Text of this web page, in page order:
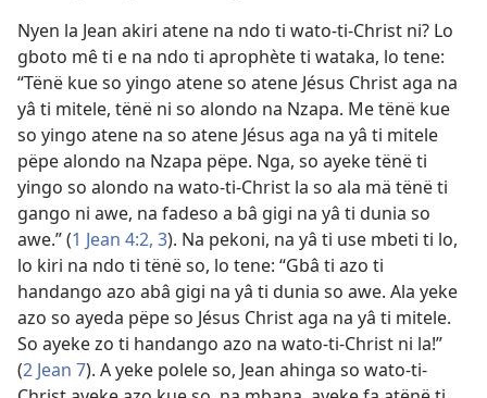
Nyen la Jean akiri atene na ndo ti wato-ti-Christ ni? Lo
gboto mê ti e na ndo ti aprophète ti wataka, lo tene:
“Tënë kue so yingo atene so atene Jésus Christ aga na
yâ ti mitele, tënë ni so alondo na Nzapa. Me tënë kue
so yingo atene na so atene Jésus aga na yâ ti mitele
pëpe alondo na Nzapa pëpe. Nga, so ayeke tënë ti
yingo so alondo na wato-ti-Christ la so ala mä tënë ti
gango ni awe, na fadeso a bâ gigi na yâ ti dunia so
awe.” (1 Jean 4:2, 3). Na pekoni, na yâ ti use mbeti ti lo,
lo kiri na ndo ti tënë so, lo tene: “Gbâ ti azo ti
handango azo abâ gigi na yâ ti dunia so awe. Ala yeke
azo so ayeda pëpe so Jésus Christ aga na yâ ti mitele.
So ayeke zo ti handango azo na wato-ti-Christ ni la!”
(2 Jean 7). A yeke polele so, Jean ahinga so wato-ti-